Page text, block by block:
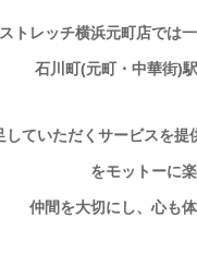
トレッチ横浜元町店では
石川町(元町・中華街)
していただくサービスを提
をモットーに
仲間を大切にし、心も